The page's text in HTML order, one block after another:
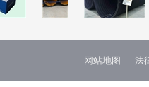
网站地图 法